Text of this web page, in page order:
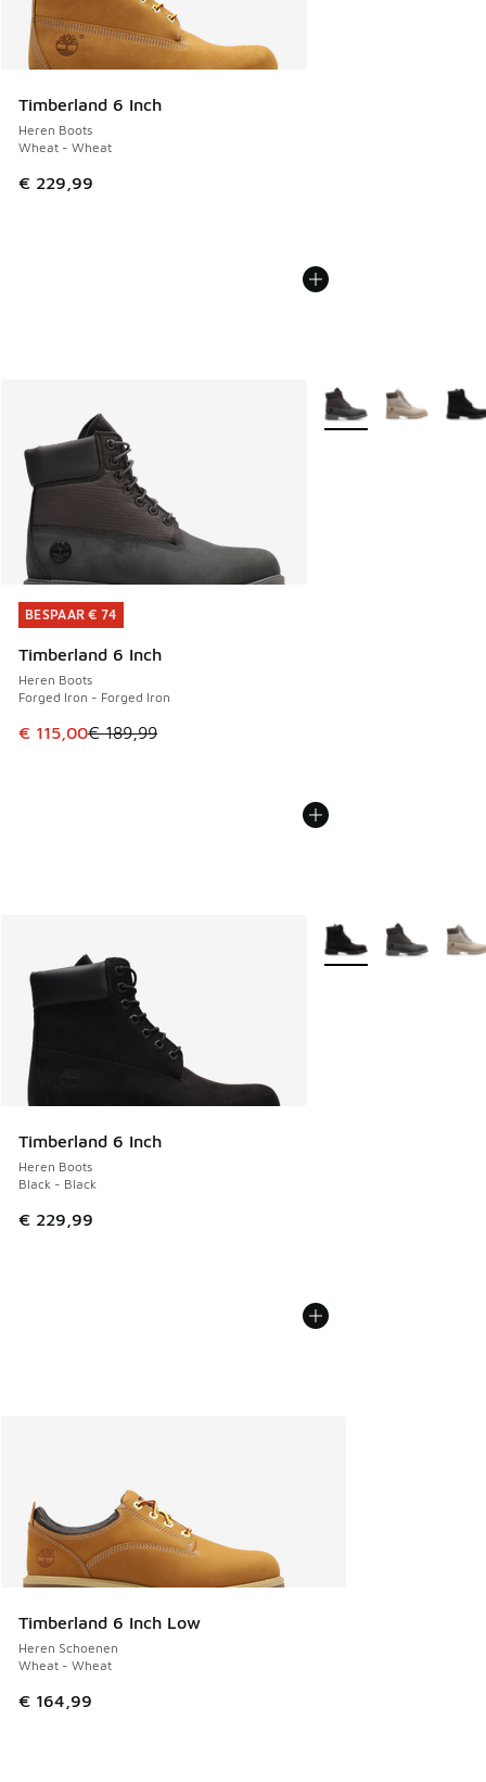
Timberland 6 Inch
Heren Boots
Wheat - Wheat
€ 229,99
BESPAAR € 74
Timberland 6 Inch
Heren Boots
Forged Iron - Forged Iron
Dit artikel is in de uitverkoop. Dit artikel is in de
€ 115,00€ 189,99
BESPAAR € 74
Meer kleuren
Timberland 6 Inch
Heren Boots
Black - Black
€ 229,99
Meer kleuren
Timberland 6 Inch Low
Heren Schoenen
Wheat - Wheat
€ 164,99